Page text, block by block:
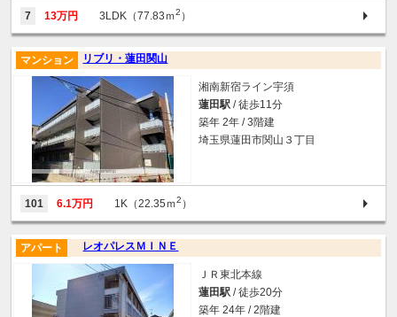
7 13万円 3LDK（77.83ｍ2 ）
リブリ・蓮田関山
マンション
湘南新宿ライン宇須
蓮田駅 / 徒歩11分
築年 2年 / 3階建
埼玉県蓮田市関山３丁目
101 6.1万円 1K（22.35ｍ2 ）
レオパレスＭＩＮＥ
アパート
ＪＲ東北本線
蓮田駅 / 徒歩20分
築年 24年 / 2階建